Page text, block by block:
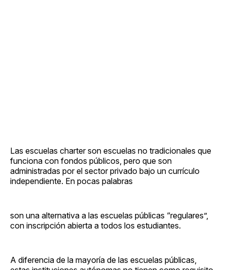
Las escuelas charter son escuelas no tradicionales que
funciona con fondos públicos, pero que son
administradas por el sector privado bajo un currículo
independiente. En pocas palabras
son una alternativa a las escuelas públicas “regulares”,
con inscripción abierta a todos los estudiantes.
A diferencia de la mayoría de las escuelas públicas,